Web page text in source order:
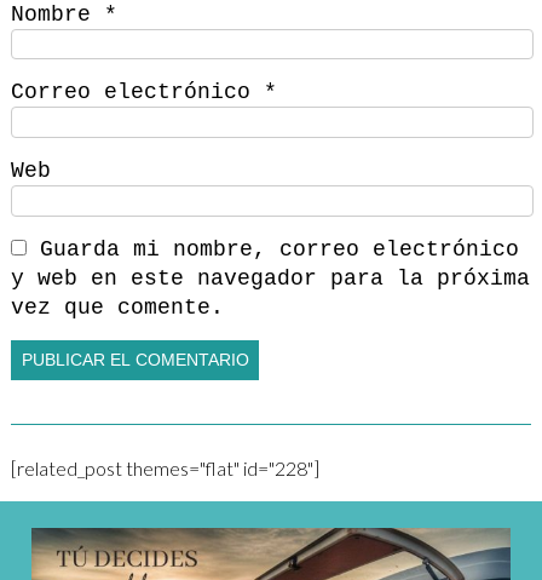
Nombre *
Correo electrónico *
Web
Guarda mi nombre, correo electrónico
y web en este navegador para la próxima
vez que comente.
[related_post themes="flat" id="228"]